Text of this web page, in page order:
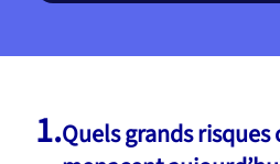
1.Quels grands